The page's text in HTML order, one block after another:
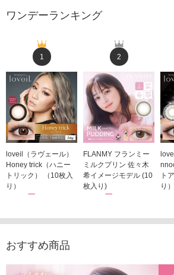
ワンデーランキング
1
loveil（ラヴェール）
Honey trick（ハニー
トリック） （10枚入
り）
1,760円
2
FLANMY フランミー
ミルクプリン 佐々木
希イメージモデル (10
枚入り)
1,815円
ト
り）
おすすめ商品